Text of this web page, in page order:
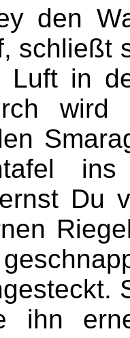
den
schließt
Luft in
Du
ihn